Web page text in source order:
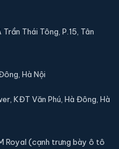
Thái Tông, P.15, Tân
Hà Nội
KĐT Văn Phú, Hà Đông, Hà
Royal (cạnh trưng bày ô tô